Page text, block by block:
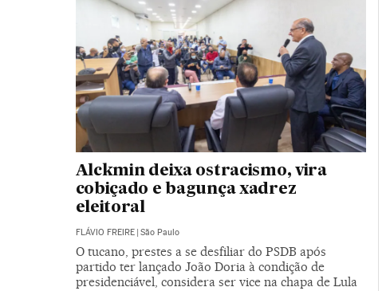
Alckmin deixa ostracismo, vira
cobiçado e bagunça xadrez
eleitoral
FLÁVIO FREIRE São Paulo
O tucano, prestes a se desfiliar do PSDB após
partido ter lançado João Doria à condição de
presidenciável, considera ser vice na chapa de Lula